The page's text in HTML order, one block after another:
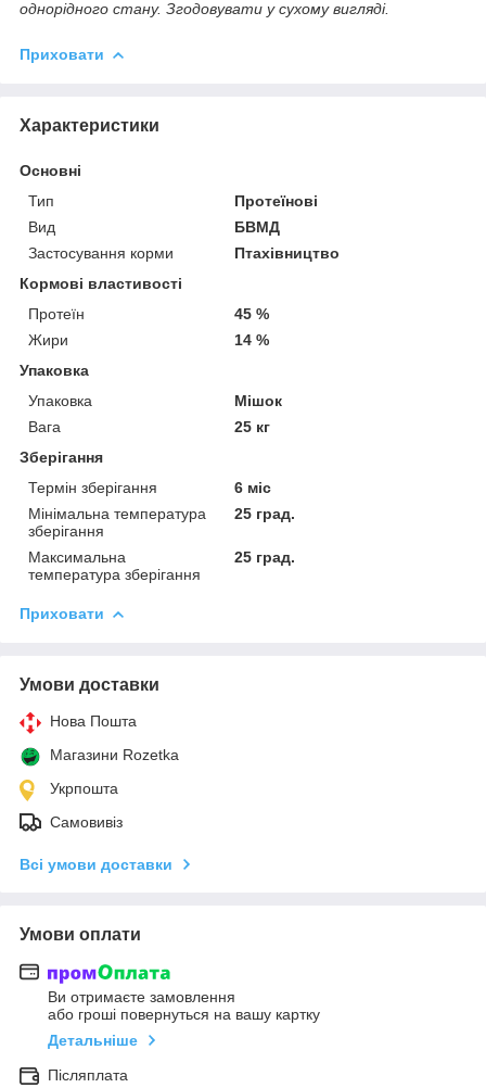
однорідного стану. Згодовувати у сухому вигляді.
Приховати
Характеристики
Основні
Тип
Протеїнові
Вид
БВМД
Застосування корми
Птахівництво
Кормові властивості
Протеїн
45 %
Жири
14 %
Упаковка
Упаковка
Мішок
Вага
25 кг
Зберігання
Термін зберігання
6 міс
Мінімальна температура
зберігання
25 град.
Максимальна
температура зберігання
25 град.
Приховати
Умови доставки
Нова Пошта
Магазини Rozetka
Укрпошта
Самовивіз
Всі умови доставки
Умови оплати
Ви отримаєте замовлення
або гроші повернуться на вашу картку
Детальніше
Післяплата